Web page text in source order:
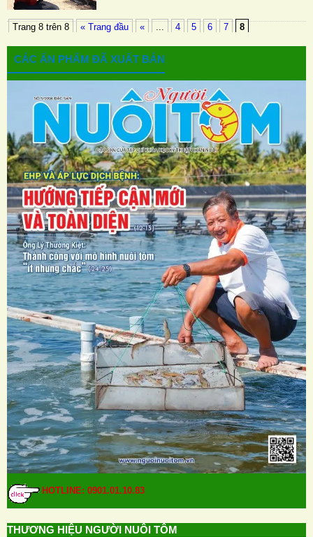
Trang 8 trên 8 « Trang đầu « ... 4 5 6 7 8
CÁC ẤN PHẨM ĐÃ XUẤT BẢN
HOTLINE: 0901.01.10.83
THƯƠNG HIỆU NGƯỜI NUÔI TÔM